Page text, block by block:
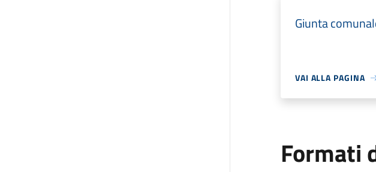
Giunta
VAI ALLA PAGINA
Formati